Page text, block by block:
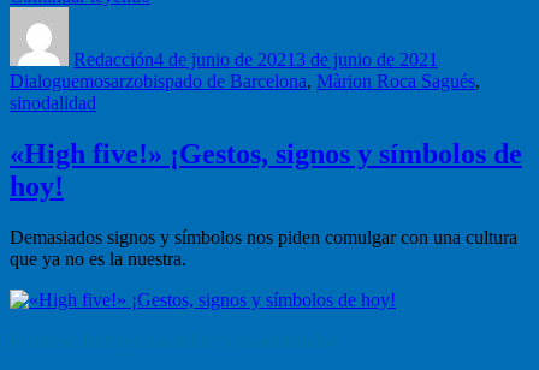
en
lugares
la
Redacción4 de junio de 20213 de junio de 2021
DialoguemosEtiquetas
arzobispado de Barcelona, Màrion Roca Sagués,
sinodalidad
«High five!» ¡Gestos, signos y símbolos de
hoy!
Demasiados signos y símbolos nos piden comulgar con una cultura
que ya no es la nuestra.